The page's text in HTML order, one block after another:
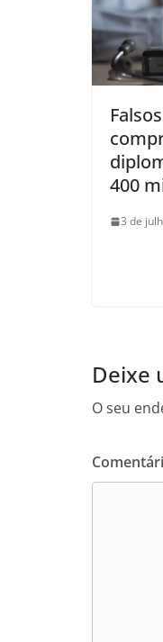
400
3 de
Deixe
O seu